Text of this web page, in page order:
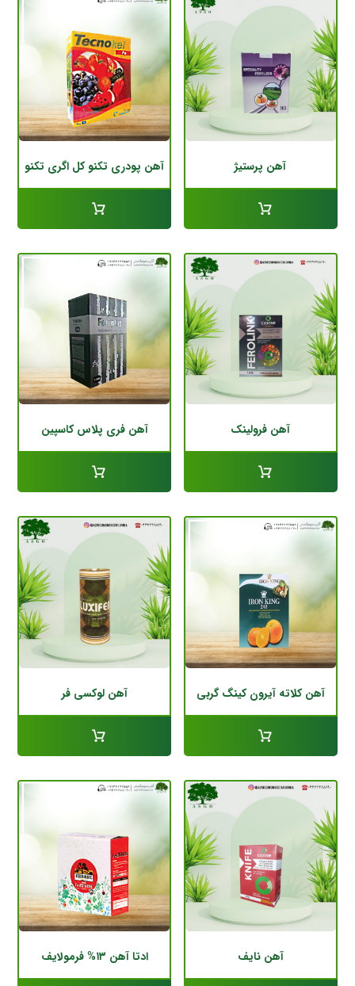
آهن پرستیژ آهن پودری تکنو کل اگری تکنو
آهن فرولینک آهن فری پلاس کاسپین
آهن کلاته آیرون کینگ گربی آهن لوکسی فر
آهن نایف ادتا آهن ۱۳% فرمولایف